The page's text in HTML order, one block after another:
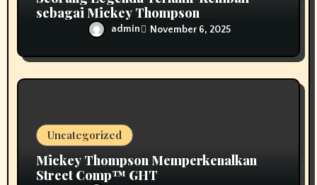
sebagai Mickey Thompson
Memperkenalkan Roda Tempa Klasik
admin November 6, 2025
Uncategorized
Mickey Thompson Memperkenalkan
Street Comp™ GHT